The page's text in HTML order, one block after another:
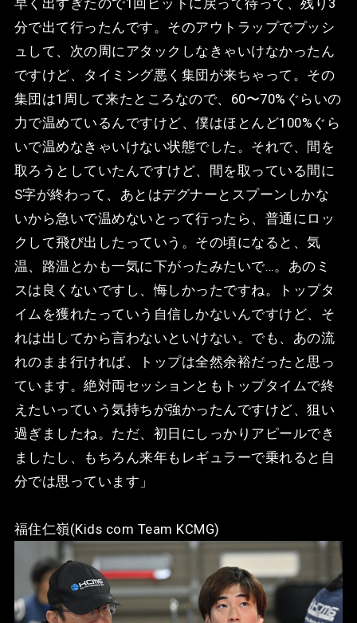
早く出すぎたので1回ピットに戻って待って、残り3
分で出て行ったんです。そのアウトラップでプッシ
ュして、次の周にアタックしなきゃいけなかったん
ですけど、タイミング悪く集団が来ちゃって。その
集団は1周して来たところなので、60〜70%ぐらいの
力で温めているんですけど、僕はほとんど100%ぐら
いで温めなきゃいけない状態でした。それで、間を
取ろうとしていたんですけど、間を取っている間に
S字が終わって、あとはデグナーとスプーンしかな
いから急いで温めないとって行ったら、普通にロッ
クして飛び出したっていう。その頃になると、気
温、路温とかも一気に下がったみたいで…。あのミ
スは良くないですし、悔しかったですね。トップタ
イムを獲れたっていう自信しかないんですけど、そ
れは出してから言わないといけない。でも、あの流
れのまま行ければ、トップは全然余裕だったと思っ
ています。絶対両セッションともトップタイムで終
えたいっていう気持ちが強かったんですけど、狙い
過ぎましたね。ただ、初日にしっかりアピールでき
ましたし、もちろん来年もレギュラーで乗れると自
分では思っています」
福住仁嶺(Kids com Team KCMG)